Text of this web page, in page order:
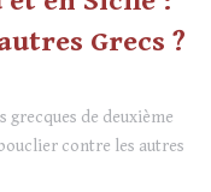
Grecs ?
grecques de deuxième
contre les autres